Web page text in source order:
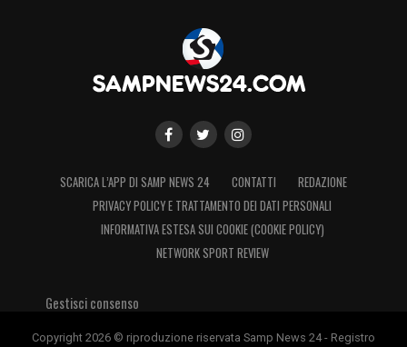
SCARICA L’APP DI SAMP NEWS 24 CONTATTI
REDAZIONE
PRIVACY POLICY E TRATTAMENTO DEI DATI PERSONALI
INFORMATIVA ESTESA SUI COOKIE (COOKIE POLICY)
NETWORK SPORT REVIEW
Gestisci consenso
Copyright 2026 © riproduzione riservata Samp News 24 - Registro